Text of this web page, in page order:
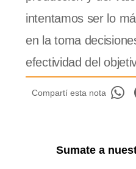
intentamos ser lo
en la toma
efectividad del
Compartí esta nota
Sumate a